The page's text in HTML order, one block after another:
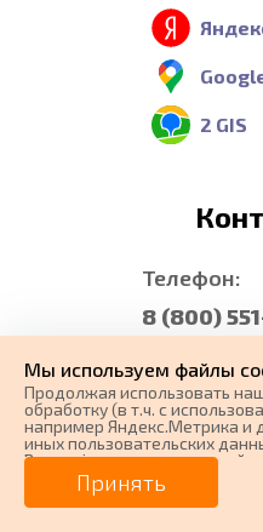
0 ₽
от0₽/мес. Плати частями
2 GIS
Телефон:
8 (800)
любого
E-mail:
Мы используем файлы
Продолжая использовать
обработку (в т.ч. с
например Яндекс.Метрика и
иных пользовательских
Вашем ip-адресе, сведений о
устройства, времени
ресурсах сети Интернет, с
переходы на наш сайт,
Принять